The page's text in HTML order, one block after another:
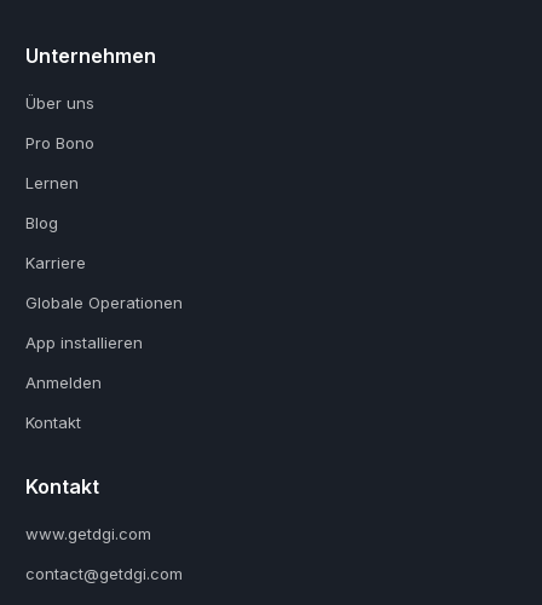
Unternehmen
Über uns
Pro Bono
Lernen
Blog
Karriere
Globale Operationen
App installieren
Anmelden
Kontakt
Kontakt
www.getdgi.com
contact@getdgi.com